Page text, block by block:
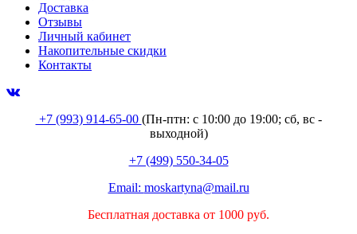
Доставка
Отзывы
Личный кабинет
Накопительные скидки
Контакты
+7 (993) 914-65-00 (Пн-птн: с10:00 до 19:00; сб, вс -
выходной)
+7 (499) 550-34-05
Email: moskartyna@mail.ru
Бесплатная доставка от 1000 руб.